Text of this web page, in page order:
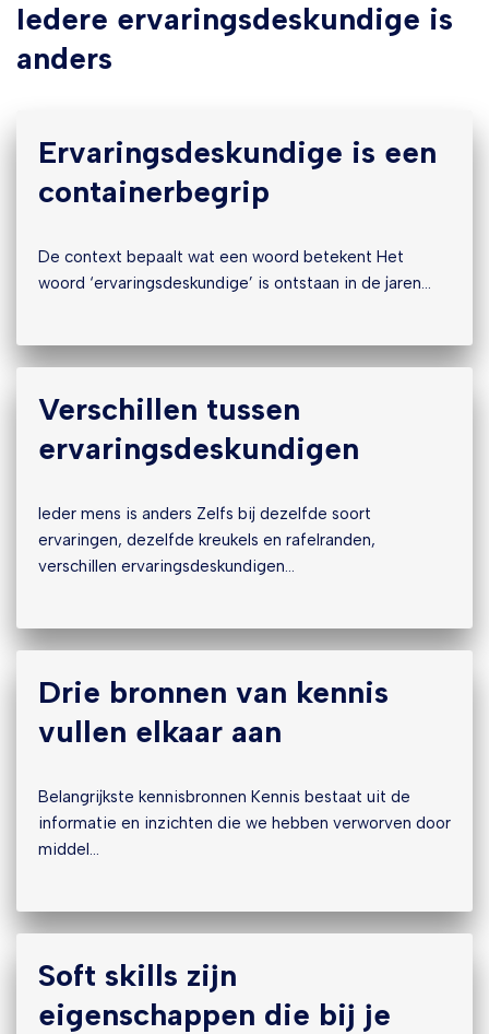
Iedere ervaringsdeskundige is
anders
Ervaringsdeskundige is een
containerbegrip
De context bepaalt wat een woord betekent Het
woord ‘ervaringsdeskundige’ is ontstaan in de jaren…
Verschillen tussen
ervaringsdeskundigen
Ieder mens is anders Zelfs bij dezelfde soort
ervaringen, dezelfde kreukels en rafelranden,
verschillen ervaringsdeskundigen…
Drie bronnen van kennis
vullen elkaar aan
Belangrijkste kennisbronnen Kennis bestaat uit de
informatie en inzichten die we hebben verworven door
middel…
Soft skills zijn
eigenschappen die bij je